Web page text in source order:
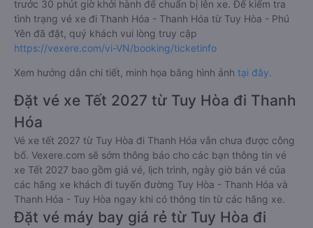
Hòa - Phú Yên nào của quý khách tại trang webVexere.com
đều được Vexere cam kết giải quyết sự cố. Chính sách tặng
coupon giảm giá hoặc hoàn tiền sẽ tùy theo từng trường hợp
sự việc.
Hướng dẫn đặt vé tại Vexere.com:
Bước 1: Truy cập vào website Vexere hoặc tải app Vexere trên
CH Play hoặc App Store.
Bước 2: Chọn điểm đi, điểm đến, ngày đi, sau đó chọn “TÌM
VÉ XE”.
Bước 3: Chọn hãng xe khách đi Thanh Hóa - Thanh Hóa từ
Tuy Hòa - Phú Yên, giờ khởi hành phù hợp. Bấm chọn vào
khung giờ quý khách muốn đi để tiến hành đặt vé.
Bước 4: Chọn vị trí/giường ghế, điểm đón, điểm trả và nhập
thông tin hành khách khi đặt mua vé xe đi Thanh Hóa - Thanh
Hóa từ Tuy Hòa - Phú Yên